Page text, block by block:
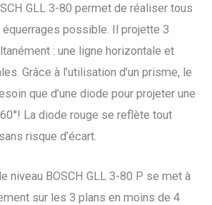
GLL 3-80 permet de réaliser tous
possible. Il projette 3
: une ligne horizontale et
Grâce à l’utilisation d’un prisme, le
que d’une diode pour projeter une
La diode rouge se reflète tout
risque d’écart.
niveau BOSCH GLL 3-80 P se met à
sur les 3 plans en moins de 4